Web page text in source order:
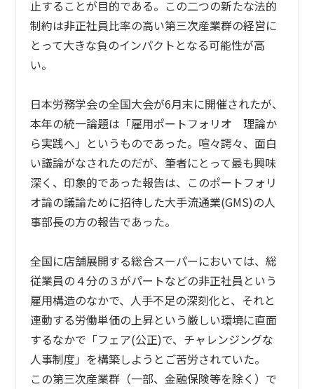
止することが目的である。この二つの新たな法的
制約は非正社員比率の高い第三次産業群の経営に
とって大きな負のインパクトとなる可能性が高
い。
日本労務学会の全国大会が6月末に開催されたが、
本年の統一論題は「雇用ポートフォリオ 理論か
ら実践へ」というものであった。喧々諤々、面白
い議論がなされたのだが、筆者にとって最も興味
深く、印象的であった報告は、このポートフォリ
オ論の議論ために招待した大手流通業(GMS)の人
事部長の方の報告であった。
全国に店舗展開する総合スーパーにおいては、総
従業員の４分の３がパートなどの非正社員という
雇用構造のなかで、人手不足の深刻化と、それと
連動する労働単価の上昇という厳しい環境に直面
するなかで「フェア(公正)で、チャレンジングな
人事制度」を構築しようとご苦労されていた。
この第三次産業群（一部、金融保険等を除く）で